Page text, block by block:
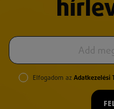
Elfogadom az Adatkezelési